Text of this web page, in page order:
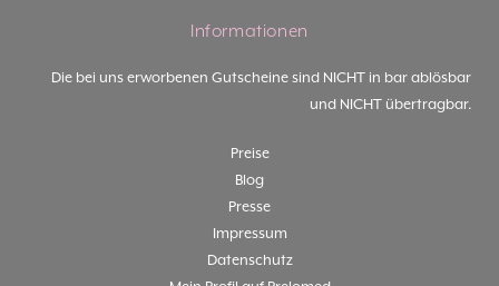
Informationen
Die bei uns erworbenen Gutscheine sind NICHT in bar ablösbar
und NICHT übertragbar.
Preise
Blog
Presse
Impressum
Datenschutz